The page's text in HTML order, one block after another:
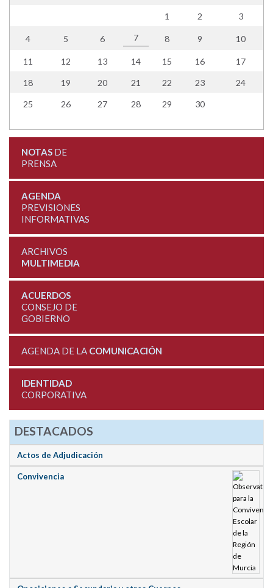
1 2 3
4 5 6 7 8 9 10
11 12 13 14 15 16 17
18 19 20 21 22 23 24
25 26 27 28 29 30
NOTASDE
PRENSA
AGENDA
PREVISIONES
INFORMATIVAS
ARCHIVOS
MULTIMEDIA
ACUERDOS
CONSEJO DE
GOBIERNO
AGENDA DE LA COMUNICACIÓN
IDENTIDAD
CORPORATIVA
DESTACADOS
Actos de Adjudicación
Convivencia